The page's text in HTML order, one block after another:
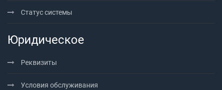
Статус системы
Юридическое
Реквизиты
Условия обслуживания